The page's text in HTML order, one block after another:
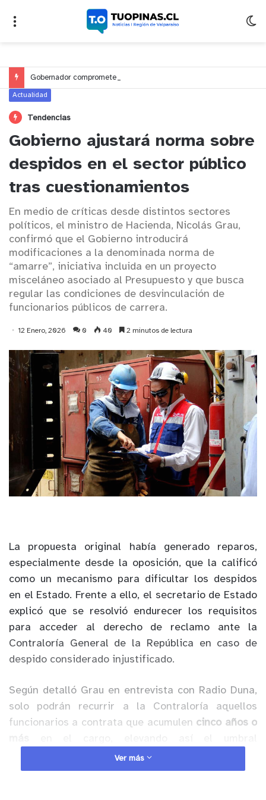
Actualidad
Tendencias
Gobierno ajustará norma sobre
despidos en el sector público
tras cuestionamientos
En medio de críticas desde distintos sectores
políticos, el ministro de Hacienda, Nicolás Grau,
confirmó que el Gobierno introducirá
modificaciones a la denominada norma de
“amarre”, iniciativa incluida en un proyecto
misceláneo asociado al Presupuesto y que busca
regular las condiciones de desvinculación de
funcionarios públicos de carrera.
12 Enero, 2026 0 40 2 minutos de lectura
La propuesta original había generado reparos,
especialmente desde la oposición, que la calificó
como un mecanismo para dificultar los despidos
en el Estado. Frente a ello, el secretario de Estado
explicó que se resolvió endurecer los requisitos
para acceder al derecho de reclamo ante la
Contraloría General de la República en caso de
despido considerado injustificado.
Según detalló Grau en entrevista con Radio Duna,
solo podrán recurrir a la Contraloría aquellos
funcionarios a contrata que acumulen cinco años o
inicialmente fijado en dos años. Con este cambio,
aclaró, el beneficio no se aplicará a personas que
Ver más